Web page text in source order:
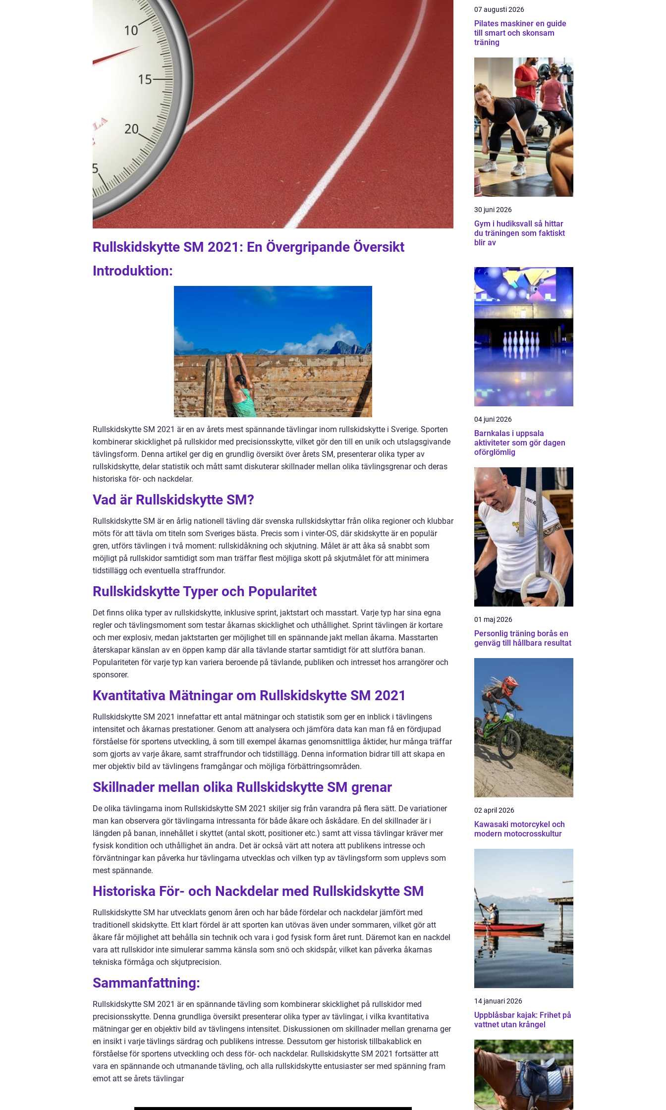
Rullskidskytte SM 2021: En Övergripande Översikt
Introduktion:
Rullskidskytte SM 2021 är en av årets mest spännande tävlingar inom rullskidskytte i Sverige. Sporten
kombinerar skicklighet på rullskidor med precisionsskytte, vilket gör den till en unik och utslagsgivande
tävlingsform. Denna artikel ger dig en grundlig översikt över årets SM, presenterar olika typer av
rullskidskytte, delar statistik och mått samt diskuterar skillnader mellan olika tävlingsgrenar och deras
historiska för- och nackdelar.
Vad är Rullskidskytte SM?
Rullskidskytte SM är en årlig nationell tävling där svenska rullskidskyttar från olika regioner och klubbar
möts för att tävla om titeln som Sveriges bästa. Precis som i vinter-OS, där skidskytte är en populär
gren, utförs tävlingen i två moment: rullskidåkning och skjutning. Målet är att åka så snabbt som
möjligt på rullskidor samtidigt som man träffar flest möjliga skott på skjutmålet för att minimera
tidstillägg och eventuella straffrundor.
Rullskidskytte Typer och Popularitet
Det finns olika typer av rullskidskytte, inklusive sprint, jaktstart och masstart. Varje typ har sina egna
regler och tävlingsmoment som testar åkarnas skicklighet och uthållighet. Sprint tävlingen är kortare
och mer explosiv, medan jaktstarten ger möjlighet till en spännande jakt mellan åkarna. Masstarten
återskapar känslan av en öppen kamp där alla tävlande startar samtidigt för att slutföra banan.
Populariteten för varje typ kan variera beroende på tävlande, publiken och intresset hos arrangörer och
sponsorer.
Kvantitativa Mätningar om Rullskidskytte SM 2021
Rullskidskytte SM 2021 innefattar ett antal mätningar och statistik som ger en inblick i tävlingens
intensitet och åkarnas prestationer. Genom att analysera och jämföra data kan man få en fördjupad
förståelse för sportens utveckling, â som till exempel åkarnas genomsnittliga åktider, hur många träffar
som gjorts av varje åkare, samt straffrundor och tidstillägg. Denna information bidrar till att skapa en
mer objektiv bild av tävlingens framgångar och möjliga förbättringsområden.
Skillnader mellan olika Rullskidskytte SM grenar
De olika tävlingarna inom Rullskidskytte SM 2021 skiljer sig från varandra på flera sätt. De variationer
man kan observera gör tävlingarna intressanta för både åkare och åskådare. En del skillnader är i
längden på banan, innehållet i skyttet (antal skott, positioner etc.) samt att vissa tävlingar kräver mer
fysisk kondition och uthållighet än andra. Det är också värt att notera att publikens intresse och
förväntningar kan påverka hur tävlingarna utvecklas och vilken typ av tävlingsform som upplevs som
mest spännande.
Historiska För- och Nackdelar med Rullskidskytte SM
Rullskidskytte SM har utvecklats genom åren och har både fördelar och nackdelar jämfört med
traditionell skidskytte. Ett klart fördel är att sporten kan utövas även under sommaren, vilket gör att
åkare får möjlighet att behålla sin technik och vara i god fysisk form året runt. Däremot kan en nackdel
vara att rullskidor inte simulerar samma känsla som snö och skidspår, vilket kan påverka åkarnas
tekniska förmåga och skjutprecision.
Sammanfattning:
Rullskidskytte SM 2021 är en spännande tävling som kombinerar skicklighet på rullskidor med
precisionsskytte. Denna grundliga översikt presenterar olika typer av tävlingar, i vilka kvantitativa
mätningar ger en objektiv bild av tävlingens intensitet. Diskussionen om skillnader mellan grenarna ger
en insikt i varje tävlings särdrag och publikens intresse. Dessutom ger historisk tillbakablick en
förståelse för sportens utveckling och dess för- och nackdelar. Rullskidskytte SM 2021 fortsätter att
vara en spännande och utmanande tävling, och alla rullskidskytte entusiaster ser med spänning fram
emot att se årets tävlingar
07 augusti 2026
Pilates maskiner en guide
till smart och skonsam
träning
30 juni 2026
Gym i hudiksvall så hittar
du träningen som faktiskt
blir av
04 juni 2026
Barnkalas i uppsala
aktiviteter som gör dagen
oförglömlig
01 maj 2026
Personlig träning borås en
genväg till hållbara resultat
02 april 2026
Kawasaki motorcykel och
modern motocrosskultur
14 januari 2026
Uppblåsbar kajak: Frihet på
vattnet utan krångel